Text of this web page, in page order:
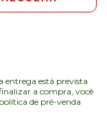
entrega está prevista
a compra, você
de pré-venda